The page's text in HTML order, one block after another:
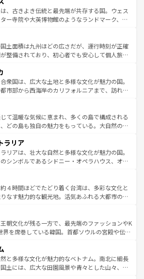
ベンダー畑など、多彩な楽しみ方が可能だ。さ
以外の地域にも魅力が溢れており、どの街角に
足を運ぶとそれぞれで全く異なる文化を体験で
きるだろう。 なお、新着のフランス情報はコンテンツ一覧
ほしい。
化的活気、バイエルン州のアルプスの絶景、そ
川沿いのワイン畑といった風景は必見。ビール
な人にはぜひ体験してほしい。 なお、新着の
はコンテンツ一覧を参照してほしい。
、古きよき伝統と最先端が共存する国。ウェス
ー寺院や大英博物館のようなランドマーク、歴
異なる魅力がある。また、優雅なアフタヌーン
ール好きにはたまらない英国パブ、サッカー観
場だからこそできる体験も豊富。イギリスを旅
を参照してほしい。
土面積は九州ほどの広さだが、運行時刻が正確
整備されており、初心者でも安心して個人旅行
のまま残る町や、スイスならではのユニークな
り、アルプス観光だけでなく町歩きも満喫する
る。国民の所得が高いため物価も高いが、旅行
無料で観光を楽しむこともできる。 なお、新
情報はコンテンツ一覧 を参照してほしい。
衆国は、広大な土地と多様な文化が魅力の国。
市部から西海岸のカリフォルニアまで、訪れる
大都市は、観光、ショッピング、エンターテイ
詰まった刺激的なスポットだ。一方、アメリカ
自然が広がり、グランドキャニオンやイエロー
オーリンズでは、音楽と美食が融合した独特の
。旅行者はアメリカの各地域で異なる魅力を楽
、その多様性と豊かな歴史を感じることができ
旅のスタイルだ。 なお、新着のアメリカ
ンテンツ一覧を参照してほしい。
て温暖な気候に恵まれ、多くの島で構成される
どの島も独自の魅力をもっている。大自然の神
逃せない。また、定番の観光地といえばオアフ
かな自然を求めるならマウイ島やカウアイ島が
エメラルドグリーンに輝く海をはじめ、豊かな
なしの心で訪れる人々を迎えてくれるハワイの
しいローカルフードやハワイアンミュージッ
なフラダンスなど、すべてがハワイの魅力を彩
わってほしい。 なお、新着のハワイ情報
ツ一覧を参照してほしい。
ラリア
リアは、壮大な自然と多様な文化が魅力の国。
シンボルであるシドニー・オペラハウス、オー
や大陸中央部にそびえるウルル（エアーズロッ
マニアの美しい原生林やケアンズの熱帯雨林な
ろがたくさん。また、カフェやワイン、オージ
ティビティも充実しており、サーフィンやダイ
イキングなど、アウトドア好きにはたまらな
トラリアの多彩な魅力を存分に味わいつくそ
しい。
４時間ほどでたどり着く台湾は、多彩な文化と
なす魅力的な観光地。活気あふれる大都市の台
つな山岳地帯である台湾東部など、都市の喧騒
けさが共存しており、訪れる人に新しい発見と
らしてくれる。また、奥深い台湾の食文化も魅
と評判のスイーツなど、バラエティ豊かな料理
が味わえる。 なお、新着の台湾情報は コンテンツ一覧を参
い。
朝文化が残る一方で、最先端のファッションやK
界を席巻している韓国。首都ソウルの宮殿や伝統
足を延ばせば四季折々の自然美を楽しむことが
して、キムチや焼肉、絶品のストリートフード
ざまな韓国料理が待っている。夜には、韓国な
と多様な文化が魅力的なベトナム。南北に細長
土には、広大な田園風景や青々とした山々、世